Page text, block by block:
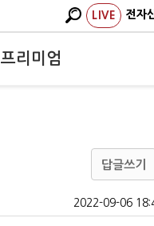
LIVE 전자
프리미엄
답글쓰기
2022-09-06